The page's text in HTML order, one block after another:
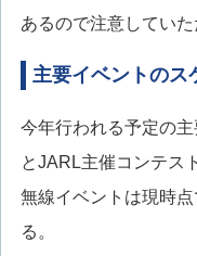
あるので注意していた
主要イベントのス
今年行われる予定の
とJARL主催コンテス
無線イベントは現時
る。